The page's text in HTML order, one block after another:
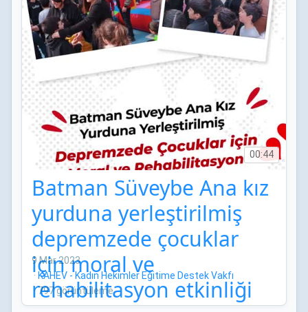
00:44
Batman Süveybe Ana kız
yurduna yerleştirilmiş
depremzede çocuklar
için moral ve
rehabilitasyon etkinliği
9 Mar 2023
· KAHEV - Kadın Hekimler Eğitime Destek Vakfı
·797 görüntüleme